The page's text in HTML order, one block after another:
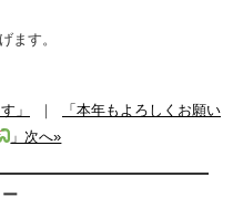
ます。
」 ｜
「本年もよろしくお願い
」次へ»